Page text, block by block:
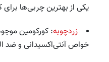
یکی از بهترین چربی‌ها
زردچوبه: کورکومین
خواص آنتی‌اکسیدانی و ضد